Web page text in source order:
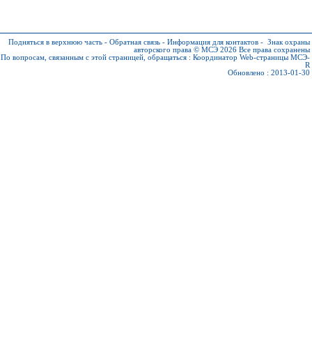
Подняться в верхнюю часть - Обратная связь - Информация для контактов - Знак охраны
авторского права © МСЭ 2026 Все права сохранены
По вопросам, связанным с этой страницей, обращаться : Координатор Web-страницы МСЭ-
R
Обновлено : 2013-01-30